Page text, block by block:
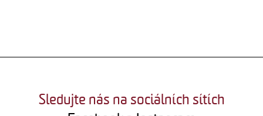
Sledujte nás na sociálních sítích